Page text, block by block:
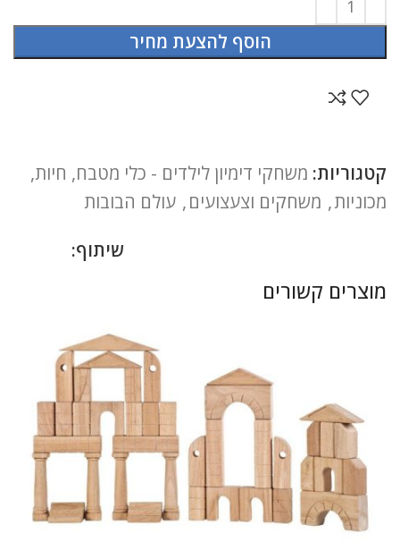
הוסף להצעת מחיר
קטגוריות: משחקי דימיון לילדים - כלי מטבח, חיות,
מכוניות, משחקים וצעצועים, עולם הבובות
שיתוף:
מוצרים קשורים